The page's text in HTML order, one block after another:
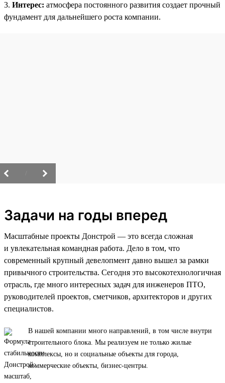
3. Интерес: атмосфера постоянного развития создает прочный
фундамент для дальнейшего роста компании.
Задачи на годы вперед
Масштабные проекты Донстрой — это всегда сложная
и увлекательная командная работа. Дело в том, что
современный крупный девелопмент давно вышел за рамки
привычного строительства. Сегодня это высокотехнологичная
отрасль, где много интересных задач для инженеров ПТО,
руководителей проектов, сметчиков, архитекторов и других
специалистов.
В нашей компании много направлений, в том числе внутри
строительного блока. Мы реализуем не только жилые
комплексы, но и социальные объекты для города,
коммерческие объекты, бизнес-центры.